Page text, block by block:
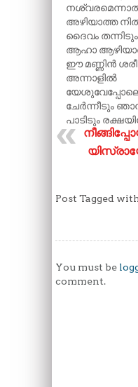
അഴിയാത്ത
ദൈവം
ആഹാ
ഈ മണ്ണിൻ
അന്നാളിൽ
ചേർന്നീടും
പാടിടും
Post Tagged with
You must be
comment.